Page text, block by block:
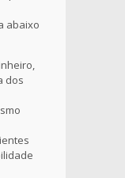
abaixo
dos